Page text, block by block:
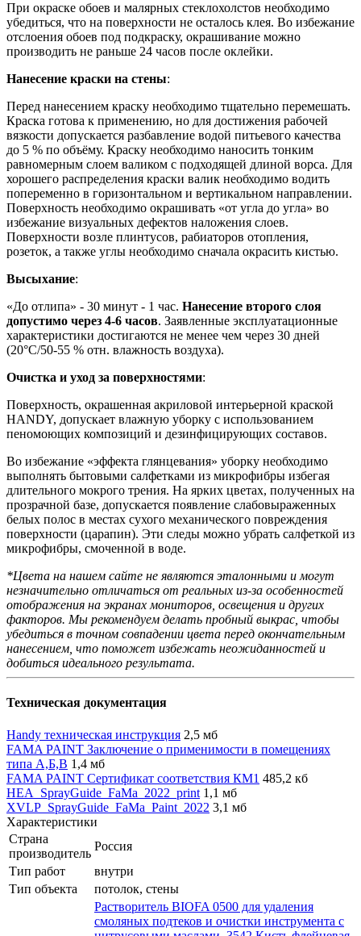
При окраске обоев и малярных стеклохолстов необходимо
убедиться, что на поверхности не осталось клея. Во избежание
отслоения обоев под подкраску, окрашивание можно
производить не раньше 24 часов после оклейки.
Нанесение краски на стены:
Перед нанесением краску необходимо тщательно перемешать.
Краска готова к применению, но для достижения рабочей
вязкости допускается разбавление водой питьевого качества
до 5 % по объёму. Краску необходимо наносить тонким
равномерным слоем валиком с подходящей длиной ворса. Для
хорошего распределения краски валик необходимо водить
попеременно в горизонтальном и вертикальном направлении.
Поверхность необходимо окрашивать «от угла до угла» во
избежание визуальных дефектов наложения слоев.
Поверхности возле плинтусов, рабиаторов отопления,
розеток, а также углы необходимо сначала окрасить кистью.
Высыхание:
«До отлипа» - 30 минут - 1 час. Нанесение второго слоя
допустимо через 4-6 часов. Заявленные эксплуатационные
характеристики достигаются не менее чем через 30 дней
(20°C/50-55 % отн. влажность воздуха).
Очистка и уход за поверхностями:
Поверхность, окрашенная акриловой интерьерной краской
HANDY, допускает влажную уборку с использованием
пеномоющих композиций и дезинфицирующих составов.
Во избежание «эффекта глянцевания» уборку необходимо
выполнять бытовыми салфетками из микрофибры избегая
длительного мокрого трения. На ярких цветах, полученных на
прозрачной базе, допускается появление слабовыраженных
белых полос в местах сухого механического повреждения
поверхности (царапин). Эти следы можно убрать салфеткой из
микрофибры, смоченной в воде.
*Цвета на нашем сайте не являются эталонными и могут
незначительно отличаться от реальных из-за особенностей
отображения на экранах мониторов, освещения и других
факторов. Мы рекомендуем делать пробный выкрас, чтобы
убедиться в точном совпадении цвета перед окончательным
нанесением, что поможет избежать неожиданностей и
добиться идеального результата.
Техническая документация
Handy техническая инструкция 2,5 мб
FAMA PAINT Заключение о применимости в помещениях
типа А,Б,В 1,4 мб
FAMA PAINT Сертификат соответствия КМ1 485,2 кб
HEA_SprayGuide_FaMa_2022_print 1,1 мб
XVLP_SprayGuide_FaMa_Paint_2022 3,1 мб
Характеристики
Страна
производитель
Россия
Тип работ
внутри
Тип объекта
потолок, стены
Растворитель BIOFA 0500 для удаления
смоляных подтеков и очистки инструмента с